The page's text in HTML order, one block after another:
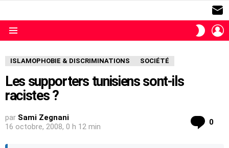
SKIN
ISLAMOPHOBIE & DISCRIMINATIONS SOCIÉTÉ
Les supporters tunisiens sont-ils
racistes ?
par Sami Zegnani
16 octobre, 2008, 0 h 12 min
0